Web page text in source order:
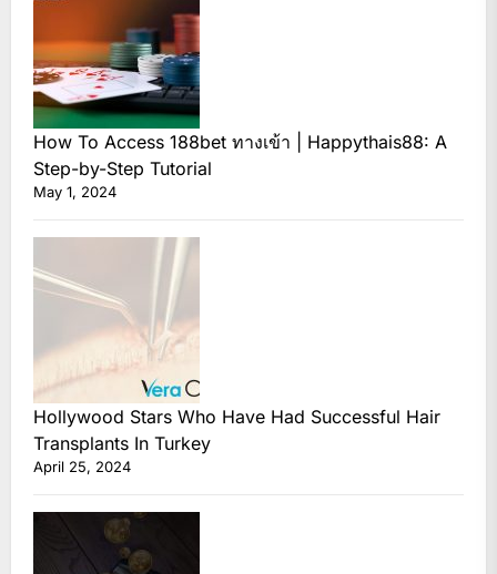
How To Access 188bet ทางเข้า | Happythais88: A
Step-by-Step Tutorial
May 1, 2024
Hollywood Stars Who Have Had Successful Hair
Transplants In Turkey
April 25, 2024